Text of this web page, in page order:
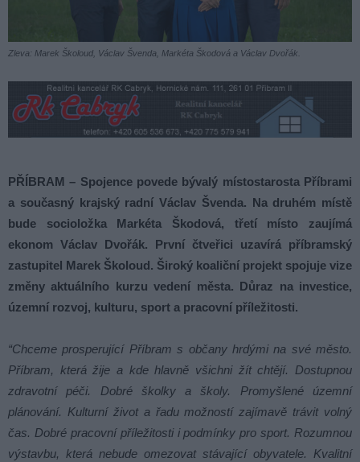
Zleva: Marek Školoud, Václav Švenda, Markéta Škodová a Václav Dvořák.
PŘÍBRAM – Spojence povede bývalý místostarosta Příbrami
a současný krajský radní Václav Švenda. Na druhém místě
bude socioložka Markéta Škodová, třetí místo zaujímá
ekonom Václav Dvořák. První čtveřici uzavírá příbramský
zastupitel Marek Školoud. Široký koaliční projekt spojuje vize
změny aktuálního kurzu vedení města. Důraz na investice,
územní rozvoj, kulturu, sport a pracovní příležitosti.
“Chceme prosperující Příbrams občany hrdými na své město.
Příbram, která žije a kde hlavně všichni žít chtějí. Dostupnou
zdravotní péči.
Dobré školky a školy. Promyšlené územní
plánování. Kulturní život a řadu možností zajímavě trávit volný
čas. Dobré pracovní příležitosti i podmínky pro sport. Rozumnou
výstavbu, která nebude omezovat stávající obyvatele. Kvalitní